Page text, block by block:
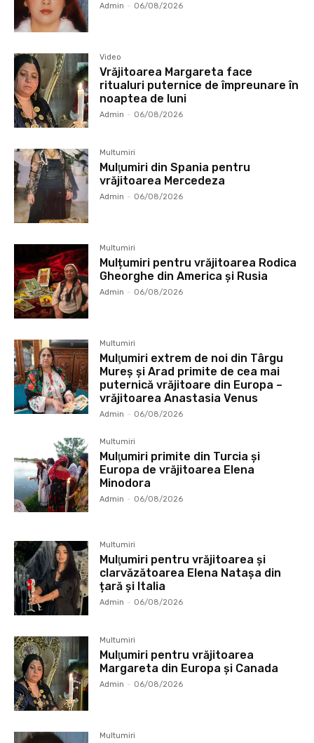
Admin - 06/08/2026
Video
Vrăjitoarea Margareta face
ritualuri puternice de împreunare în
noaptea de luni
Admin - 06/08/2026
Multumiri
Mulţumiri din Spania pentru
vrăjitoarea Mercedeza
Admin - 06/08/2026
Multumiri
Mulțumiri pentru vrăjitoarea Rodica
Gheorghe din America și Rusia
Admin - 06/08/2026
Multumiri
Mulţumiri extrem de noi din Târgu
Mureș și Arad primite de cea mai
puternică vrăjitoare din Europa –
vrăjitoarea Anastasia Venus
Admin - 06/08/2026
Multumiri
Mulţumiri primite din Turcia și
Europa de vrăjitoarea Elena
Minodora
Admin - 06/08/2026
Multumiri
Mulţumiri pentru vrăjitoarea și
clarvăzătoarea Elena Natașa din
țară și Italia
Admin - 06/08/2026
Multumiri
Mulţumiri pentru vrăjitoarea
Margareta din Europa și Canada
Admin - 06/08/2026
Multumiri